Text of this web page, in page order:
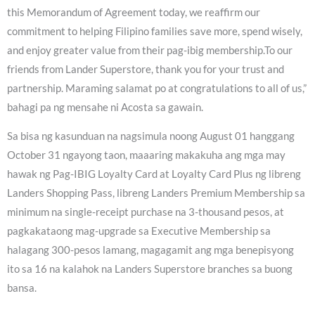
this Memorandum of Agreement today, we reaffirm our
commitment to helping Filipino families save more, spend wisely,
and enjoy greater value from their pag-ibig membership.To our
friends from Lander Superstore, thank you for your trust and
partnership. Maraming salamat po at congratulations to all of us,”
bahagi pa ng mensahe ni Acosta sa gawain.
Sa bisa ng kasunduan na nagsimula noong August 01 hanggang
October 31 ngayong taon, maaaring makakuha ang mga may
hawak ng Pag-IBIG Loyalty Card at Loyalty Card Plus ng libreng
Landers Shopping Pass, libreng Landers Premium Membership sa
minimum na single-receipt purchase na 3-thousand pesos, at
pagkakataong mag-upgrade sa Executive Membership sa
halagang 300-pesos lamang, magagamit ang mga benepisyong
ito sa 16 na kalahok na Landers Superstore branches sa buong
bansa.